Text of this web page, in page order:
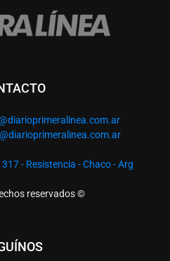
- Resistencia - Chaco - Arg
reservados ©